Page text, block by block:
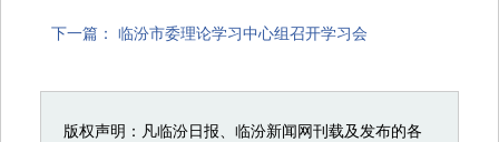
下一篇： 临汾市委理论学习中心组召开学习会
版权声明：凡临汾日报、临汾新闻网刊载及发布的各